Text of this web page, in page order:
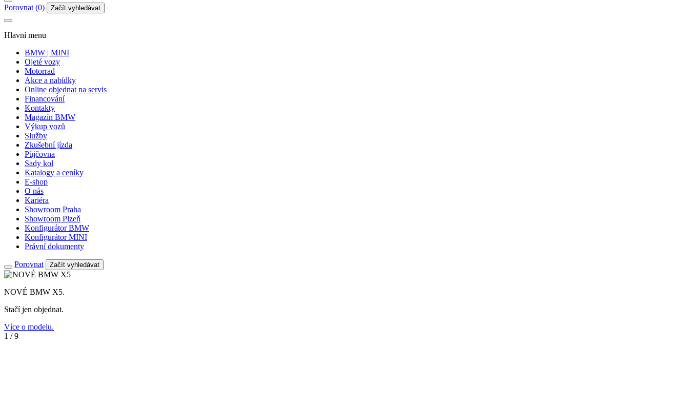
Porovnat (0) Začít vyhledávat
Hlavní menu
BMW | MINI
Ojeté vozy
Motorrad
Akce a nabídky
Online objednat na servis
Financování
Kontakty
Magazín BMW
Výkup vozů
Služby
Zkušební jízda
Půjčovna
Sady kol
Katalogy a ceníky
E-shop
O nás
Kariéra
Showroom Praha
Showroom Plzeň
Konfigurátor BMW
Konfigurátor MINI
Právní dokumenty
Porovnat Začít vyhledávat
NOVÉ BMW X5.
Stačí jen objednat.
Více o modelu.
1 / 9